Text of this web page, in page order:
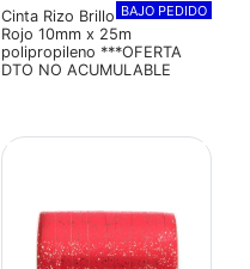
BAJO PEDIDO
Cinta Rizo Brillo
Rojo 10mm x 25m
polipropileno ***OFERTA
DTO NO ACUMULABLE